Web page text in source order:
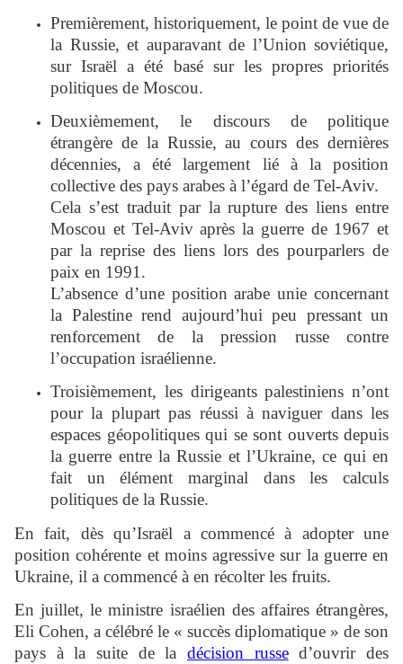
Premièrement, historiquement, le point de vue de
la Russie, et auparavant de l’Union soviétique,
sur Israël a été basé sur les propres priorités
politiques de Moscou.
Deuxièmement, le discours de politique
étrangère de la Russie, au cours des dernières
décennies, a été largement lié à la position
collective des pays arabes à l’égard de Tel-Aviv.
Cela s’est traduit par la rupture des liens entre
Moscou et Tel-Aviv après la guerre de 1967 et
par la reprise des liens lors des pourparlers de
paix en 1991.
L’absence d’une position arabe unie concernant
la Palestine rend aujourd’hui peu pressant un
renforcement de la pression russe contre
l’occupation israélienne.
Troisièmement, les dirigeants palestiniens n’ont
pour la plupart pas réussi à naviguer dans les
espaces géopolitiques qui se sont ouverts depuis
la guerre entre la Russie et l’Ukraine, ce qui en
fait un élément marginal dans les calculs
politiques de la Russie.
En fait, dès qu’Israël a commencé à adopter une
position cohérente et moins agressive sur la guerre en
Ukraine, il a commencé à en récolter les fruits.
En juillet, le ministre israélien des affaires étrangères,
Eli Cohen, a célébré le « succès diplomatique » de son
pays à la suite de la décision russed’ouvrir des